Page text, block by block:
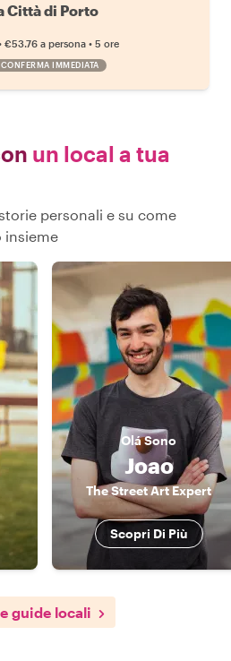
Città di Porto
€53.76 a persona • 5 ore
CONFERMA IMMEDIATA
un local a tua
personali e su come
insieme
OláSono
Joao
The Street Art Expert
Scopri Di Più
guide locali